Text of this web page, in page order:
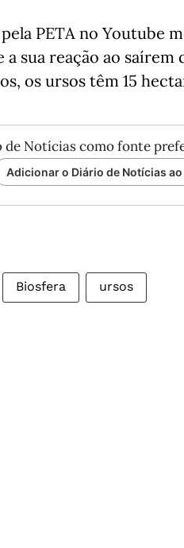
PETA no Youtube
a sua reação ao
os ursos têm 15
de Notícias como fonte
Adicionar o Diário de Notícias
Biosfera ursos